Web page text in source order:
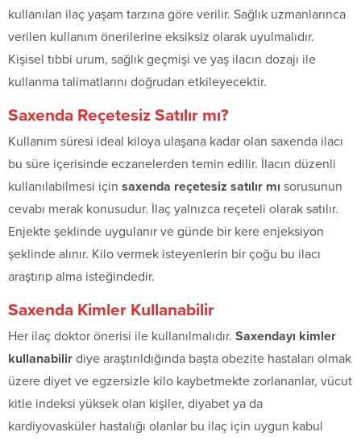
kullanılan ilaç yaşam tarzına göre verilir. Sağlık uzmanlarınca
verilen kullanım önerilerine eksiksiz olarak uyulmalıdır.
Kişisel tıbbi urum, sağlık geçmişi ve yaş ilacın dozajı ile
kullanma talimatlarını doğrudan etkileyecektir.
Saxenda Reçetesiz Satılır mı?
Kullanım süresi ideal kiloya ulaşana kadar olan saxenda ilacı
bu süre içerisinde eczanelerden temin edilir. İlacın düzenli
kullanılabilmesi için saxenda reçetesiz satılır mı sorusunun
cevabı merak konusudur. İlaç yalnızca reçeteli olarak satılır.
Enjekte şeklinde uygulanır ve günde bir kere enjeksiyon
şeklinde alınır. Kilo vermek isteyenlerin bir çoğu bu ilacı
araştırıp alma isteğindedir.
Saxenda Kimler Kullanabilir
Her ilaç doktor önerisi ile kullanılmalıdır. Saxendayı kimler
kullanabilir diye araştırıldığında başta obezite hastaları olmak
üzere diyet ve egzersizle kilo kaybetmekte zorlananlar, vücut
kitle indeksi yüksek olan kişiler, diyabet ya da
kardiyovasküler hastalığı olanlar bu ilaç için uygun kabul